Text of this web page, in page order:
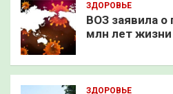
ЗДОРОВЬЕ
ВОЗ заявила о
млн лет жизни
ЗДОРОВЬЕ